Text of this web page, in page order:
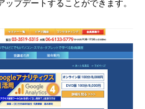
プデートすることができます。